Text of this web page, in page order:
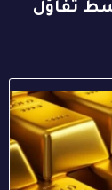
دولار وسط تفاؤل